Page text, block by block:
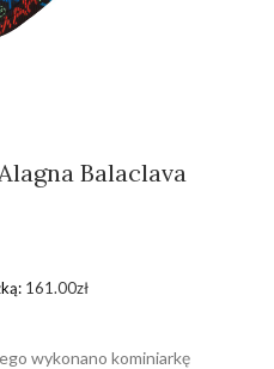
Balaclava
161.00zł
wykonano kominiarkę